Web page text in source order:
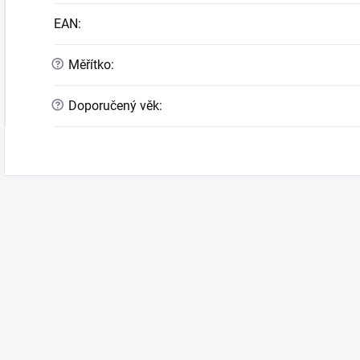
EAN:
? Měřítko:
? Doporučený věk: